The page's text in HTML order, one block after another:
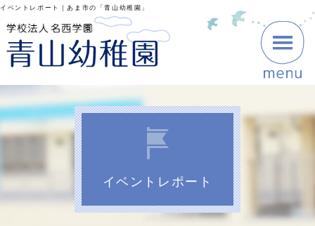
イベントレポート｜あま市の「青山幼稚園」
イベントレポート